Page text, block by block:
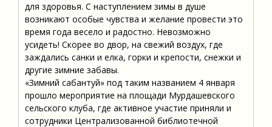
для здоровья. С наступлением зимы в душе
возникают особые чувства и желание провести это
время года весело и радостно. Невозможно
усидеть! Скорее во двор, на свежий воздух, где
заждались санки и елка, горки и крепости, снежки и
другие зимние забавы.
«Зимний сабантуй» под таким названием 4 января
прошло мероприятие на площади Мурдашевского
сельского клуба, где активное участие приняли и
сотрудники Централизованной библиотечной